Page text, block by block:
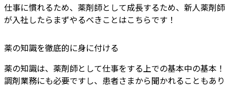
仕事に慣れるため、薬剤師として成長するため、新人薬剤師
が入社したらまずやるべきことはこちらです！
薬の知識を徹底的に身に付ける
薬の知識は、薬剤師として仕事をする上での基本中の基本！
調剤業務にも必要ですし、患者さまから聞かれることもあり